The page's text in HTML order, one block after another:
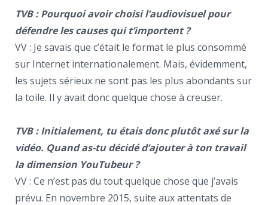
TVB : Pourquoi avoir choisi l’audiovisuel pour
défendre les causes qui t’importent ?
VV : Je savais que c’était le format le plus consommé
sur Internet internationalement. Mais, évidemment,
les sujets sérieux ne sont pas les plus abondants sur
la toile. Il y avait donc quelque chose à creuser.
TVB : Initialement, tu étais donc plutôt axé sur la
vidéo. Quand as-tu décidé d’ajouter à ton travail
la dimension YouTubeur ?
VV : Ce n’est pas du tout quelque chose que j’avais
prévu. En novembre 2015, suite aux attentats de